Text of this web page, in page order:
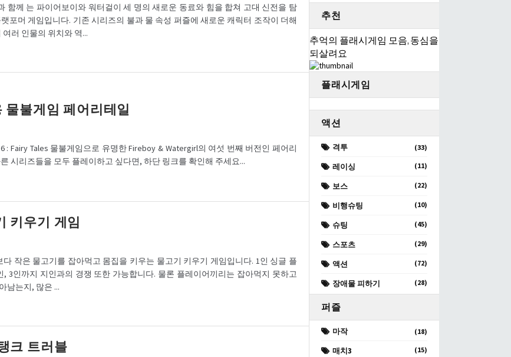
함께 는 파이어보이와 워터걸이 세 명의 새로운 동료와 힘을 합쳐 고대 신전을 탐
포머 게임입니다. 기존 시리즈의 불과 물 속성 퍼즐에 새로운 캐릭터 조작이 더해
러 인물의 위치와 역...
물불게임 페어리테일
: Fairy Tales 물불게임으로 유명한 Fireboy & Watergirl의 여섯 번째 버전인 페어리
시리즈들을 모두 플레이하고 싶다면, 하단 링크를 확인해 주세요...
키우기 게임
보다 작은 물고기를 잡아먹고 몸집을 키우는 물고기 키우기 게임입니다. 1인 싱글 플
, 3인까지 지인과의 경쟁 또한 가능합니다. 물론 플레이어끼리는 잡아먹지 못하고
남는지, 많은 ...
크 트러블
추천
추억의 플래시게임 모음, 동심을
되살려요
플래시게임
액션
격투 (33)
레이싱 (11)
보스 (22)
비행슈팅 (10)
슈팅 (45)
스포츠 (29)
액션 (72)
장애물 피하기 (28)
퍼즐
마작 (18)
매치3 (15)